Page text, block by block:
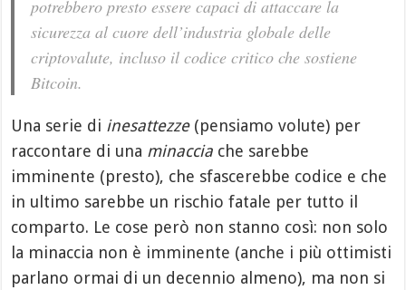
potrebbero presto essere capaci di attaccare la
sicurezza al cuore dell’industria globale delle
criptovalute, incluso il codice critico che sostiene
Bitcoin.
Una serie di inesattezze(pensiamo volute) per
raccontare di una minaccia che sarebbe
imminente (presto), che sfascerebbe codice e che
in ultimo sarebbe un rischio fatale per tutto il
comparto. Le cose però non stanno così: non solo
la minaccia non è imminente (anche i più ottimisti
parlano ormai di un decennio almeno), ma non si